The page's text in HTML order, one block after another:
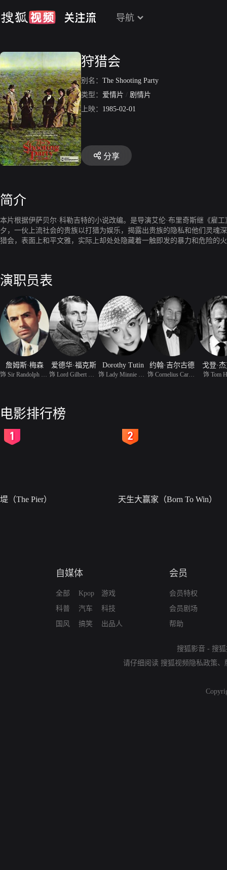
导航
狩猎会
别名： The Shooting Party
类型： 爱情片 / 剧情片
上映： 1985-02-01
分享
简介
本片根据伊萨贝尔·科勒吉特的小说改编。是导演艾伦·布里奇斯继《雇
夕，一伙上流社会的贵族以打猎为娱乐，揭露出贵族的隐私和他们灵魂
猎会，表面上和平文雅，实际上却处处隐藏着一触即发的暴力和危险的
演职员表
詹姆斯·梅森 爱德华·福克斯 Dorothy Tutin 约翰·吉尔古德 戈登·
饰 Tom
电影排行榜
堤（The Pier） 天生大赢家（Born To Win）
自媒体
全部
科普
国风
Kpop
汽车
搞笑
游戏
科技
出品人
会员
会员特权
会员剧场
帮助
搜狐影音 - 搜
请仔细阅读 搜狐视频隐私政策、